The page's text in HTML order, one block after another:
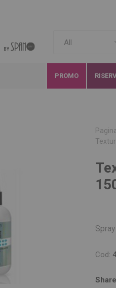
PROMO
Cod: